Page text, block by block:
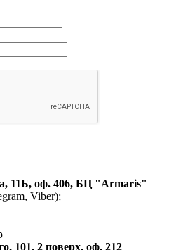
11Б, оф. 406, БЦ "Armaris"
Viber);
101, 2 поверх, оф. 212